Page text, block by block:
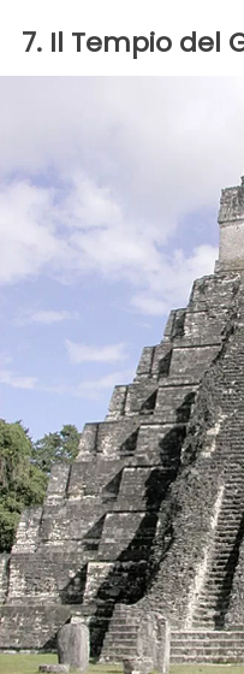
7. Il Tempio del